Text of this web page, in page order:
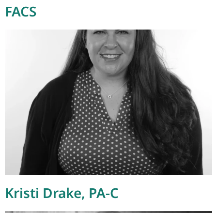
FACS
Kristi Drake, PA-C